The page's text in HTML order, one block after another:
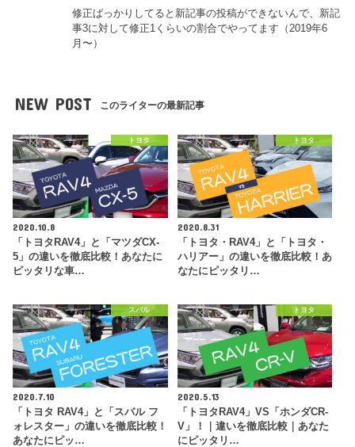
修正ばっかりしてると新記事の投稿ができないんで、新記
事3に対して修正1くらいの割合でやってます（2019年6
月〜）
NEW POST このライターの最新記事
トヨタ
2020.10.8
「トヨタRAV4」と「マツダCX-
5」の違いを徹底比較！あなたに
ピッタリな車…
トヨタ
2020.8.31
「トヨタ・RAV4」と「トヨタ・
ハリアー」の違いを徹底比較！あ
なたにピッタリ…
スバル
2020.7.10
「トヨタ RAV4」と「スバル フ
ォレスター」の違いを徹底比較！
あなたにピッ…
トヨタ
2020.5.13
「トヨタRAV4」VS「ホンダCR-
V」！｜違いを徹底比較｜あなた
にピッタリ…